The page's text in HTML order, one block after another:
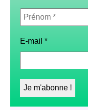
E-mail*